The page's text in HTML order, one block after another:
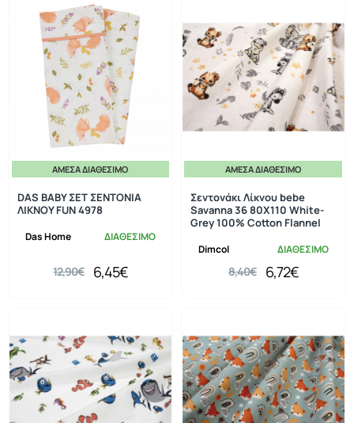
ΆΜΕΣΑ ΔΙΑΘΈΣΙΜΟ
Das Home ΔΙΑΘΕΣΙΜΟ
DAS BABY ΣΕΤ ΣΕΝΤΟΝΙΑ
ΛΙΚΝΟΥ FUN 4978
6,45€
12,90€
ΆΜΕΣΑ ΔΙΑΘΈΣΙΜΟ
Dimcol ΔΙΑΘΕΣΙΜΟ
Σεντονάκι Λίκνου bebe
Savanna 36 80X110 White-
Grey 100% Cotton Flannel
6,72€
8,40€